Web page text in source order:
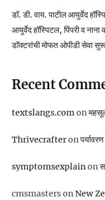
डॉ. डी. वाय. पाटील आयुर्वेद
आयुर्वेद हॉस्पिटल, पिंपरी व
डॉक्टरांची मोफत ओपीडी सेवा सुरू
Recent
textslangs.comon
Thrivecrafteron
symptomsexplainon
cmsmastersonNew